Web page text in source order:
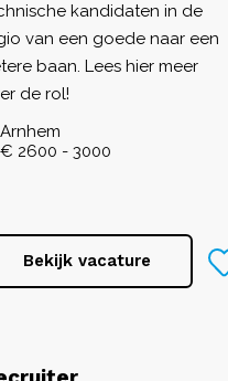
kandidaten in de
van een goede naar een
baan. Lees hier meer
de rol!
Arnhem
€ 2600 - 3000
Bekijk vacature